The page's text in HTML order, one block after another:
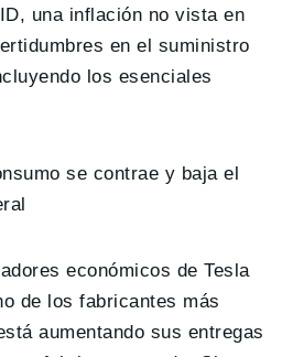
una inflación no vista en
en el suministro
los esenciales
se contrae y baja el
económicos de Tesla
de los fabricantes más
aumentando sus entregas